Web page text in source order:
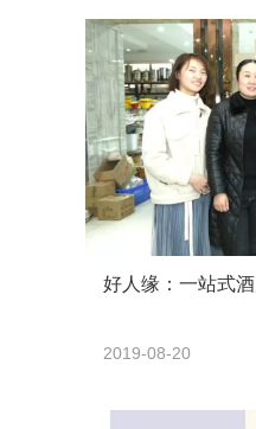
好人缘：一站式
2019-08-20